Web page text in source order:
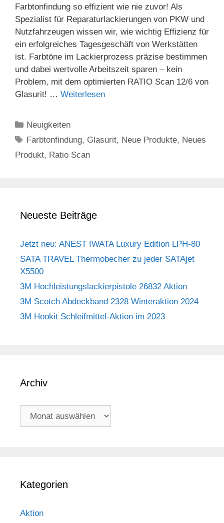
Farbtonfindung so effizient wie nie zuvor! Als
Spezialist für Reparaturlackierungen von PKW und
Nutzfahrzeugen wissen wir, wie wichtig Effizienz für
ein erfolgreiches Tagesgeschäft von Werkstätten
ist. Farbtöne im Lackierprozess präzise bestimmen
und dabei wertvolle Arbeitszeit sparen – kein
Problem, mit dem optimierten RATIO Scan 12/6 von
Glasurit! … Weiterlesen
Kategorien
Neuigkeiten
Schlagwörter
Farbtonfindung, Glasurit, Neue Produkte, Neues
Produkt, Ratio Scan
Neueste Beiträge
Jetzt neu: ANEST IWATA Luxury Edition LPH-80
SATA TRAVEL Thermobecher zu jeder SATAjet
X5500
3M Hochleistungslackierpistole 26832 Aktion
3M Scotch Abdeckband 2328 Winteraktion 2024
3M Hookit Schleifmittel-Aktion im 2023
Archiv
Archiv
Kategorien
Aktion